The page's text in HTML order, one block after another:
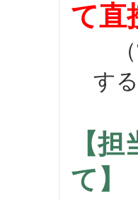
て直
（
す
【
て】